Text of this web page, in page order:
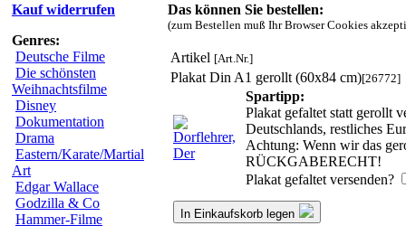
Kauf widerrufen
Genres:
Deutsche Filme
Die schönsten
Weihnachtsfilme
Disney
Dokumentation
Drama
Eastern/Karate/Martial
Art
Edgar Wallace
Godzilla & Co
Hammer-Filme
Das können Sie bestellen:
(zum Bestellen muß Ihr Browser Cookies
Artikel [Art.Nr.]
Plakat Din A1 gerollt (60x84 cm)[26772]
Spartipp:
Plakat gefaltet statt gerollt
Deutschlands, restliches
Achtung: Wenn wir das
RÜCKGABERECHT!
Plakat gefaltet versenden?
In Einkaufskorb legen